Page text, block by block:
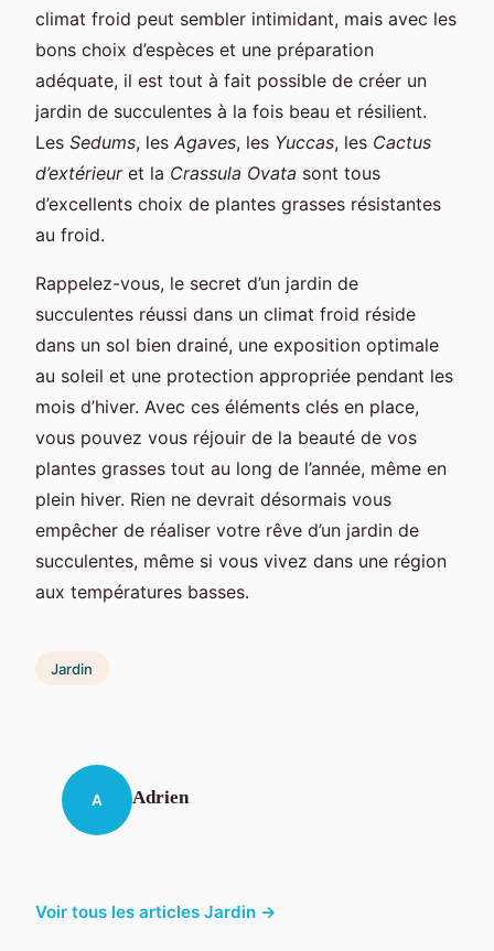
climat froid peut sembler intimidant, mais avec les
bons choix d’espèces et une préparation
adéquate, il est tout à fait possible de créer un
jardin de succulentes à la fois beau et résilient.
Les Sedums, les Agaves, les Yuccas, les Cactus
d’extérieuret la Crassula Ovata sont tous
d’excellents choix de plantes grasses résistantes
au froid.
Rappelez-vous, le secret d’un jardin de
succulentes réussi dans un climat froid réside
dans un sol bien drainé, une exposition optimale
au soleil et une protection appropriée pendant les
mois d’hiver. Avec ces éléments clés en place,
vous pouvez vous réjouir de la beauté de vos
plantes grasses tout au long de l’année, même en
plein hiver. Rien ne devrait désormais vous
empêcher de réaliser votre rêve d’un jardin de
succulentes, même si vous vivez dans une région
aux températures basses.
Jardin
A Adrien
Voir tous les articles Jardin →